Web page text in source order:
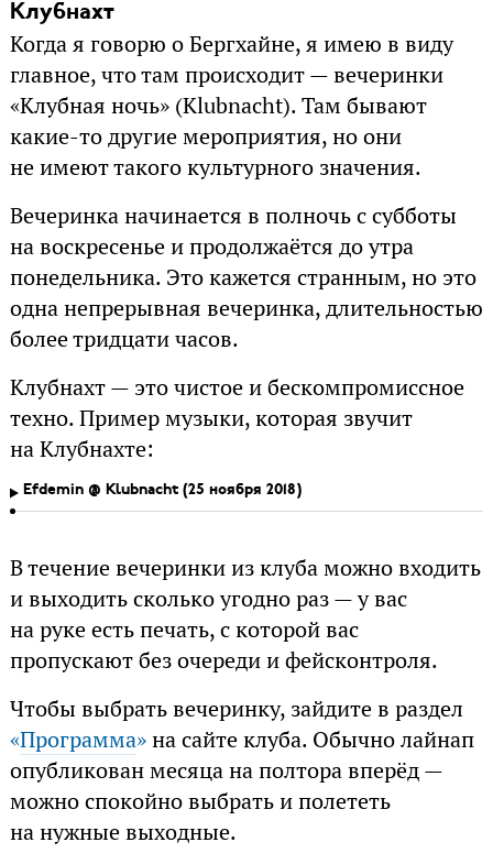
Клубнахт
Когда я говорю о Бергхайне, я имею в виду
главное, что там происходит — вечеринки
«Клубная ночь» (Klubnacht). Там бывают
какие-то другие мероприятия, но они
не имеют такого культурного значения.
Вечеринка начинается в полночь с субботы
на воскресенье и продолжаётся до утра
понедельника. Это кажется странным, но это
одна непрерывная вечеринка, длительностью
более тридцати часов.
Клубнахт — это чистое и бескомпромиссное
техно. Пример музыки, которая звучит
на Клубнахте:
Efdemin @ Klubnacht (25 ноября 2018)
В течение вечеринки из клуба можно входить
и выходить сколько угодно раз — у вас
на руке есть печать, с которой вас
пропускают без очереди и фейсконтроля.
Чтобы выбрать вечеринку, зайдите в раздел
«Программа»на сайте клуба. Обычно лайнап
опубликован месяца на полтора вперёд —
можно спокойно выбрать и полететь
на нужные выходные.